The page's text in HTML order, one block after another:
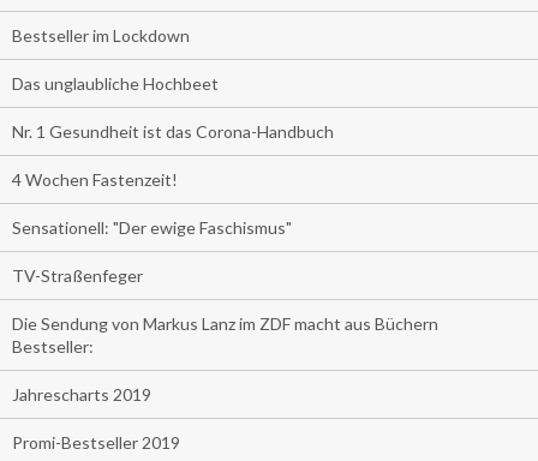
Bestseller im Lockdown
Das unglaubliche Hochbeet
Nr. 1 Gesundheit ist das Corona-Handbuch
4 Wochen Fastenzeit!
Sensationell: "Der ewige Faschismus"
TV-Straßenfeger
Die Sendung von Markus Lanz im ZDF macht aus Büchern
Bestseller:
Jahrescharts 2019
Promi-Bestseller 2019